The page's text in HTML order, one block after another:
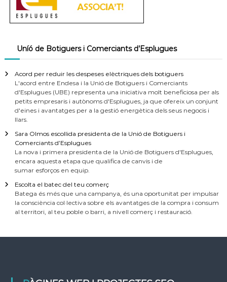
Uníó de Botiguers i Comerciants d’Esplugues
Acord per reduir les despeses elèctriques dels botiguers
L'acord entre Endesa i la Unió de Botiguers i Comerciants
d'Esplugues (UBE) representa una iniciativa molt beneficiosa per als
petits empresaris i autònoms d'Esplugues, ja que ofereix un conjunt
d'eines i avantatges per a la gestió energètica dels seus negocis i
llars.
Sara Olmos escollida presidenta de la Unió de Botiguers i
Comerciants d’Esplugues
La nova i primera presidenta de la Unió de Botiguers d'Esplugues,
encara aquesta etapa que qualifica de canvis i de
sumar esforços en equip.
Escolta el batec del teu comerç
Batega és més que una campanya, és una oportunitat per impulsar
la consciència col·lectiva sobre els avantatges de la compra i consum
al territori, al teu poble o barri, a nivell comerç i restauració.